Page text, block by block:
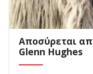
Αποσύρεται
Glenn Hughes